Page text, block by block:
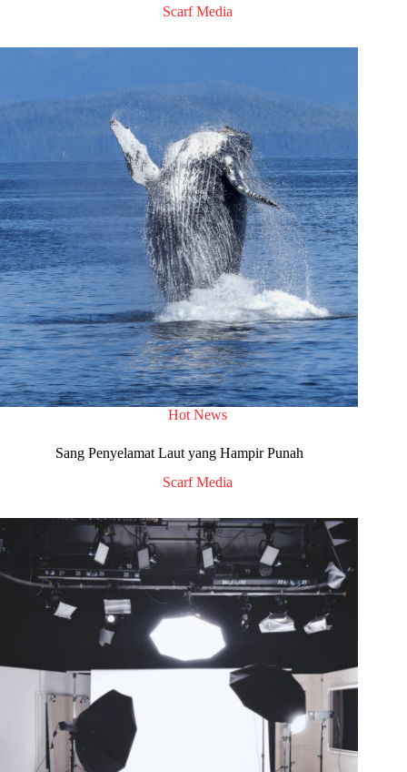
Scarf Media
Hot News
Sang Penyelamat Laut yang Hampir Punah
Scarf Media